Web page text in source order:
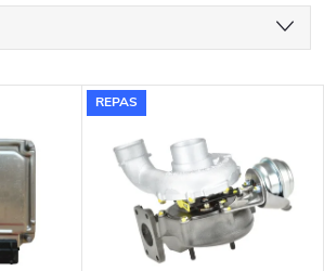
REPAS